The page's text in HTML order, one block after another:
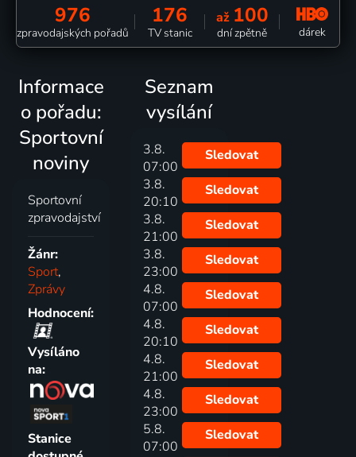
976
zpravodajských pořadů
176
TV stanic
až 100
dní zpětně dárek
Informace
o pořadu:
Sportovní
noviny
Sportovní
zpravodajství
Žánr:
Sport,
Zprávy
Hodnocení:
Vysíláno
na:
Stanice
Seznam
vysílání
3.8.
07:00
Sledovat
3.8.
20:10
Sledovat
3.8.
21:00
Sledovat
3.8.
23:00
Sledovat
4.8.
07:00
Sledovat
4.8.
20:10
Sledovat
4.8.
21:00
Sledovat
4.8.
23:00
Sledovat
5.8.
07:00
Sledovat